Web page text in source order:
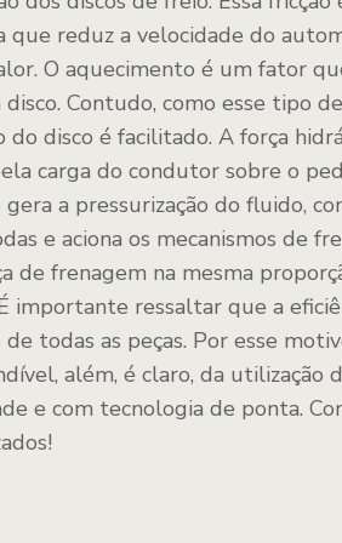
que reduz a velocidade do
O aquecimento é um fator
Contudo, como esse tipo
disco é facilitado. A força
carga do condutor sobre o
a pressurização do fluido,
e aciona os mecanismos de
de frenagem na mesma
importante ressaltar que a
todas as peças. Por esse
além, é claro, da utilização
e com tecnologia de ponta.